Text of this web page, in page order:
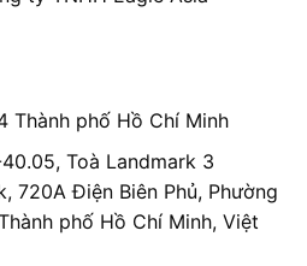
Thành phố Hồ Chí Minh
Toà Landmark 3
720A Điện Biên Phủ, Phường
phố Hồ Chí Minh, Việt